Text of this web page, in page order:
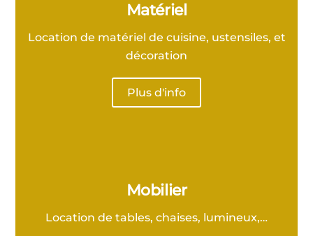
Matériel
Location de matériel de cuisine, ustensiles, et
décoration
Plus d'info
Mobilier
Location de tables, chaises, lumineux,…